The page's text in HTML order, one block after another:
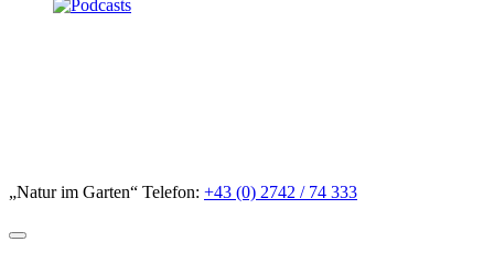
„Natur im Garten“ Telefon: +43 (0) 2742 / 74 333